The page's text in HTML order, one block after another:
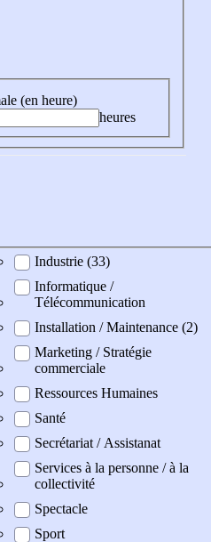
(en heure)
heures
Industrie (33)
Informatique /
Télécommunication
Installation / Maintenance (2)
Marketing / Stratégie
commerciale
Ressources Humaines
Santé
Secrétariat / Assistanat
Services à la personne / à la
collectivité
Spectacle
Sport